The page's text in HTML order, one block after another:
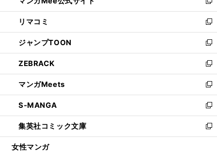
ウ
で
開
く
ィ
ン
ド
ウ
で
開
く
い
ウ
ィ
ン
ド
ウ
で
開
く
新
し
い
ウ
ィ
ン
ド
ウ
で
開
く
リマコミ
新
し
い
ウ
ィ
ン
ド
ウ
で
開
く
ジャンプTOON
新
し
い
ウ
ィ
ン
ド
ウ
で
開
ZEBRACK
新
し
い
ウ
ィ
ン
ド
ウ
マンガMeets
新
し
い
ウ
ィ
ン
S-MANGA
新
し
い
ウ
集英社コミック文庫
新
し
女性マンガ